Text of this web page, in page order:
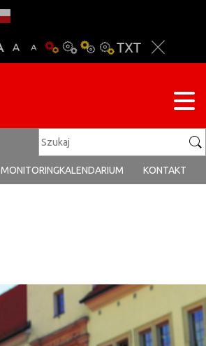
MONITORINGKALENDARIUM KONTAKT